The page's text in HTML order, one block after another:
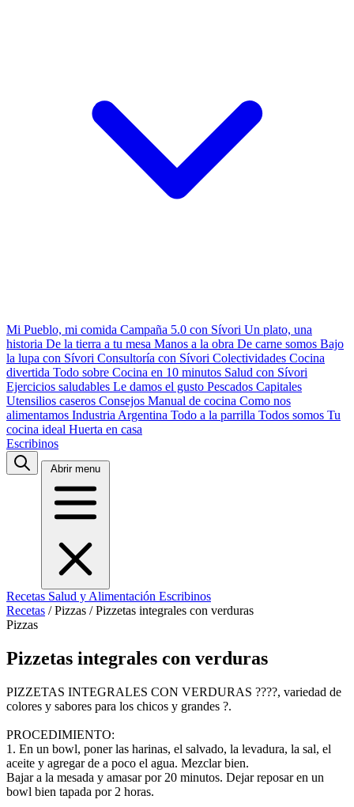
Mi Pueblo, mi comida Campaña 5.0 con Sívori Un plato, una
historia De la tierra a tu mesa Manos a la obra De carne somos Bajo
la lupa con Sívori Consultoría con Sívori Colectividades Cocina
divertida Todo sobre Cocina en 10 minutos Salud con Sívori
Ejercicios saludables Le damos el gusto Pescados Capitales
Utensilios caseros Consejos Manual de cocina Como nos
alimentamos Industria Argentina Todo a la parrilla Todos somos Tu
cocina ideal Huerta en casa
Escribinos
Abrir menu
Recetas Salud y Alimentación Escribinos
Recetas / Pizzas / Pizzetas integrales con verduras
Pizzas
Pizzetas integrales con verduras
PIZZETAS INTEGRALES CON VERDURAS ????, variedad de
colores y sabores para los chicos y grandes ?.
PROCEDIMIENTO:
1. En un bowl, poner las harinas, el salvado, la levadura, la sal, el
aceite y agregar de a poco el agua. Mezclar bien.
Bajar a la mesada y amasar por 20 minutos. Dejar reposar en un
bowl bien tapada por 2 horas.